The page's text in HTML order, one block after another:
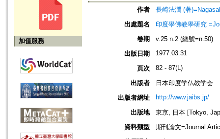
加值服務
作者
長崎法潤 (著
出處題名
印度學佛教學研究
卷期
v.25 n.2 (總號=n.50)
出版日期
1977.03.31
頁次 82 - 87(L)
出版者
日本印度学仏教学会
出版者網址
http://www.jaibs.jp/
出版地
東京, 日本 [Tokyo,
資料類型
期刊論文=Journal